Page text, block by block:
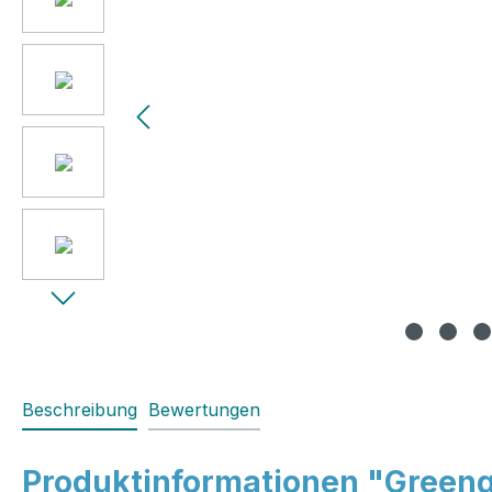
Beschreibung Bewertungen
Produktinformationen